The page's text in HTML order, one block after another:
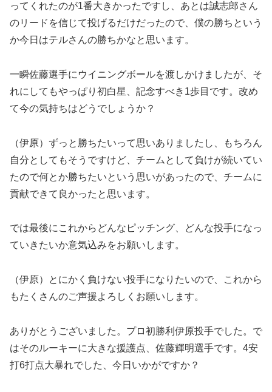
ってくれたのが1番大きかったですし、あとは誠志郎さん
のリードを信じて投げるだけだったので、僕の勝ちという
か今日はテルさんの勝ちかなと思います。
一瞬佐藤選手にウイニングボールを渡しかけましたが、そ
れにしてもやっぱり初白星、記念すべき1歩目です。改め
て今の気持ちはどうでしょうか？
（伊原）ずっと勝ちたいって思いありましたし、もちろん
自分としてもそうですけど、チームとして負けが続いてい
たので何とか勝ちたいという思いがあったので、チームに
貢献できて良かったと思います。
では最後にこれからどんなピッチング、どんな投手になっ
ていきたいか意気込みをお願いします。
（伊原）とにかく負けない投手になりたいので、これから
もたくさんのご声援よろしくお願いします。
ありがとうございました。プロ初勝利伊原投手でした。で
はそのルーキーに大きな援護点、佐藤輝明選手です。4安
打6打点大暴れでした、今日いかがですか？